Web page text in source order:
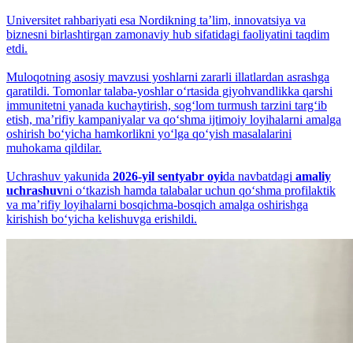
Universitet rahbariyati esa Nordikning taʼlim, innovatsiya va
biznesni birlashtirgan zamonaviy hub sifatidagi faoliyatini taqdim
etdi.
Muloqotning asosiy mavzusi yoshlarni zararli illatlardan asrashga
qaratildi. Tomonlar talaba-yoshlar o‘rtasida giyohvandlikka qarshi
immunitetni yanada kuchaytirish, sog‘lom turmush tarzini targ‘ib
etish, maʼrifiy kampaniyalar va qo‘shma ijtimoiy loyihalarni amalga
oshirish bo‘yicha hamkorlikni yo‘lga qo‘yish masalalarini
muhokama qildilar.
Uchrashuv yakunida 2026-yil sentyabr oyida navbatdagi amaliy
uchrashuvni o‘tkazish hamda talabalar uchun qo‘shma profilaktik
va maʼrifiy loyihalarni bosqichma-bosqich amalga oshirishga
kirishish bo‘yicha kelishuvga erishildi.